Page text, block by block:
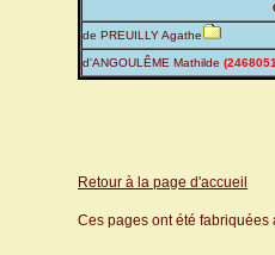
de PREUILLY Agathe
d'ANGOULÊME Mathilde
Retour à la page d'accueil
Ces pages ont été